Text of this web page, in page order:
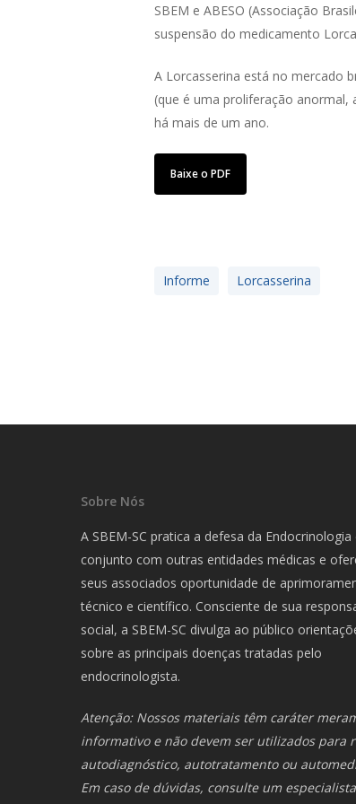
SBEM e ABESO (Associação
suspensão do medicamento
A Lorcasserina está no mercado
(que é uma proliferação
há mais de um ano.
Baixe o PDF
Informe Lorcasserina
Sobre Nós
A SBEM-SC pratica a defesa da Endocrinologia
conjunto com outras entidades médicas e
seus associados oportunidade de
técnico e científico. Consciente de sua
social, a SBEM-SC divulga ao público
sobre as principais doenças tratadas pelo
endocrinologista.
Atenção: Nossos materiais têm caráter
informativo e não devem ser utilizados para
autodiagnóstico, autotratamento ou
Em caso de dúvidas, consulte um